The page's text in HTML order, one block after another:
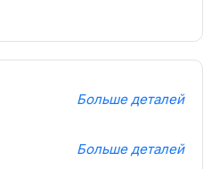
Больше деталей
Больше деталей